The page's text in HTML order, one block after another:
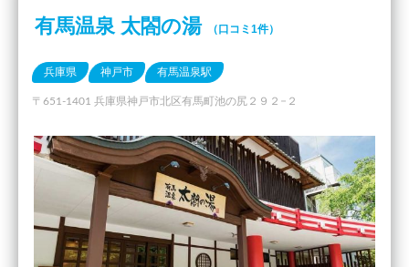
有馬温泉 太閤の湯 （口コミ1件）
兵庫県 神戸市 有馬温泉駅
〒651-1401 兵庫県神戸市北区有馬町池の尻２９２−２